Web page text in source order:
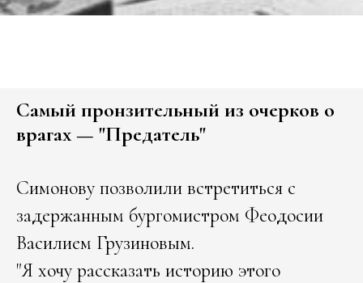
Самый пронзительный из очерков о
врагах — "Предатель"
Симонову позволили встретиться с
задержанным бургомистром Феодосии
Василием Грузиновым.
"Я хочу рассказать историю этого